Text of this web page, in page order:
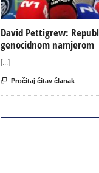
David Pettigrew:
genocidnom namjerom
[...]
 Pročitaj čitav članak